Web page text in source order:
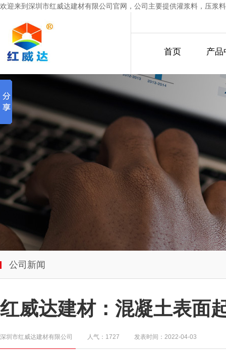
欢迎来到深圳市红威达建材有限公司官网，公司主要提供灌浆料，压浆
首页 产品
公司新闻
红威达建材：混凝土表面
深圳市红威达建材有限公司 人气：1727 发表时间：2022-04-03